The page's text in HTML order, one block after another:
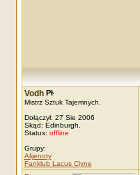
Vodh
Mistrz Sztuk Tajemnych.
Dołączył: 27 Sie 2006
Skąd: Edinburgh.
Status: offline
Grupy:
Alijenoty
Fanklub Lacus Clyne